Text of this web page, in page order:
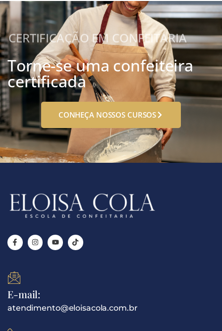
CERTIFICAÇÃO EM CONFEITARIA
Torne-se uma confeiteira
certificada
CONHEÇA NOSSOS CURSOS
E-mail:
atendimento@eloisacola.com.br